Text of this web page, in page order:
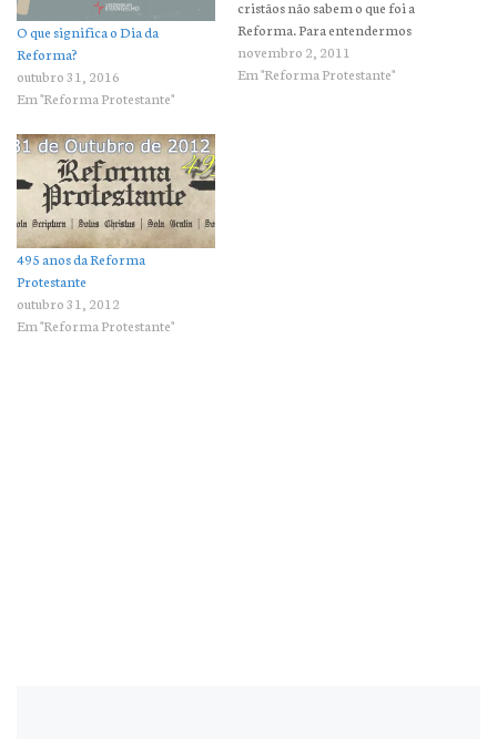
O que significa o Dia da
Reforma?
outubro 31, 2016
Em "Reforma Protestante"
cristãos não sabem o que foi a
Reforma. Para entendermos
como ocorreu esse grande
evento, é importante sabermos
novembro 2, 2011
Em "Reforma Protestante"
495 anos da Reforma
Protestante
outubro 31, 2012
Em "Reforma Protestante"